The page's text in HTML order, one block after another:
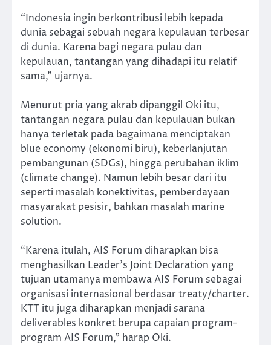
“Indonesia ingin berkontribusi lebih kepada
dunia sebagai sebuah negara kepulauan terbesar
di dunia. Karena bagi negara pulau dan
kepulauan, tantangan yang dihadapi itu relatif
sama,” ujarnya.
Menurut pria yang akrab dipanggil Oki itu,
tantangan negara pulau dan kepulauan bukan
hanya terletak pada bagaimana menciptakan
blue economy (ekonomi biru), keberlanjutan
pembangunan (SDGs), hingga perubahan iklim
(climate change). Namun lebih besar dari itu
seperti masalah konektivitas, pemberdayaan
masyarakat pesisir, bahkan masalah marine
solution.
“Karena itulah, AIS Forum diharapkan bisa
menghasilkan Leader’s Joint Declaration yang
tujuan utamanya membawa AIS Forum sebagai
organisasi internasional berdasar treaty/charter.
KTT itu juga diharapkan menjadi sarana
deliverables konkret berupa capaian program-
program AIS Forum,” harap Oki.